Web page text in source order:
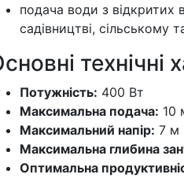
подача води з
садівництві, сільському
технічні
Потужність: 400 Вт
Максимальна подача: 10
Максимальний напір: 7 м
Максимальна глибина
Оптимальна